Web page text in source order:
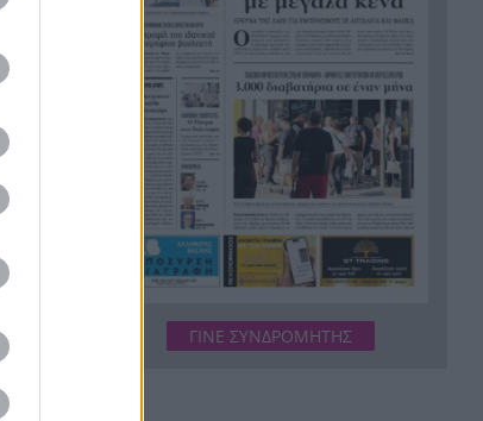
παγιδεύτηκε σε παιδική
κουζίνα στις ΗΠΑ και πέθανε
20:48 Με τα αδέλφια Ανδρέα και
Κωνσταντίνο Μπιτσάκο η
Εθνική ανδρών στους
Μεσογειακούς
Πέταξε στα σκουπίδια δελτίο
που κέρδιζε ένα εκατομμύριο
στο ΛΟΤΤΟ, αλλά έψαξε και το
βρήκε!
H Εθνική Νέων Γυναικών
ΓΙΝΕ ΣΥΝΔΡΟΜΗΤΗΣ